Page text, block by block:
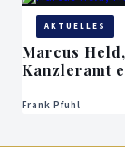
AKTUELLES
Marcus
Kanzleramt
Frank Pfuhl